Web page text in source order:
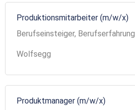
Produktionsmitarbeiter (m/w/x)
Berufseinsteiger, Berufserfahrung
Wolfsegg
Produktmanager (m/w/x)